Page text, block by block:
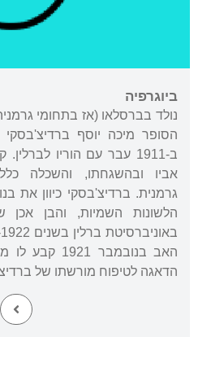
ביוגרפיה
נולד בברסלאו (אז בתחומי גרמניה
הסופר מיכה יוסף
ב-1911 עבר עם הוריו
אביו ובהשגחתו, והשכלה
גרמנית. ברדיצ'בסקי כיוון את
הלשונות השמיות, והבן
האב בנובמבר
הדאגה לטיפוח מורשתו של